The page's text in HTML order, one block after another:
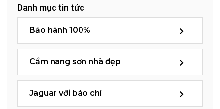
Danh mục tin tức
Bảo hành 100%
Cẩm nang sơn nhà đẹp
Jaguar với báo chí